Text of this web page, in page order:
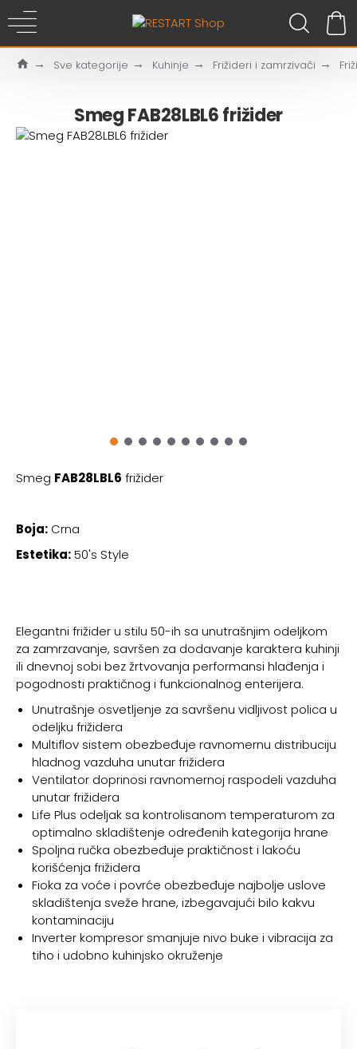
Sve kategorije Kuhinje Frižideri i zamrzivači
Smeg FAB28LBL6 frižider
Smeg FAB28LBL6 frižider
Boja: Crna
Estetika:50's Style
Elegantni frižider u stilu 50-ih sa unutrašnjim odeljkom
za zamrzavanje, savršen za dodavanje karaktera kuhinji
ili dnevnoj sobi bez žrtvovanja performansi hlađenja i
pogodnosti praktičnog i funkcionalnog enterijera.
Unutrašnje osvetljenje za savršenu vidljivost polica u
odeljku frižidera
Multiflov sistem obezbeđuje ravnomernu distribuciju
hladnog vazduha unutar frižidera
Ventilator doprinosi ravnomernoj raspodeli vazduha
unutar frižidera
Life Plus odeljak sa kontrolisanom temperaturom za
optimalno skladištenje određenih kategorija hrane
Spoljna ručka obezbeđuje praktičnost i lakoću
korišćenja frižidera
Fioka za voće i povrće obezbeđuje najbolje uslove
skladištenja sveže hrane, izbegavajući bilo kakvu
kontaminaciju
Inverter kompresor smanjuje nivo buke i vibracija za
tiho i udobno kuhinjsko okruženje